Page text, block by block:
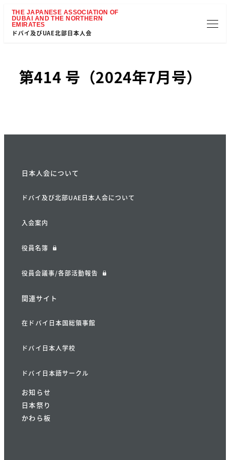
ドバイ及びUAE北部日本人会
第414 号（2024年7月号）
日本人会について
ドバイ及び北部UAE日本人会について
入会案内
役員名簿
役員会議事/各部活動報告
関連サイト
在ドバイ日本国総領事館
ドバイ日本人学校
ドバイ日本語サークル
お知らせ
日本祭り
かわら板